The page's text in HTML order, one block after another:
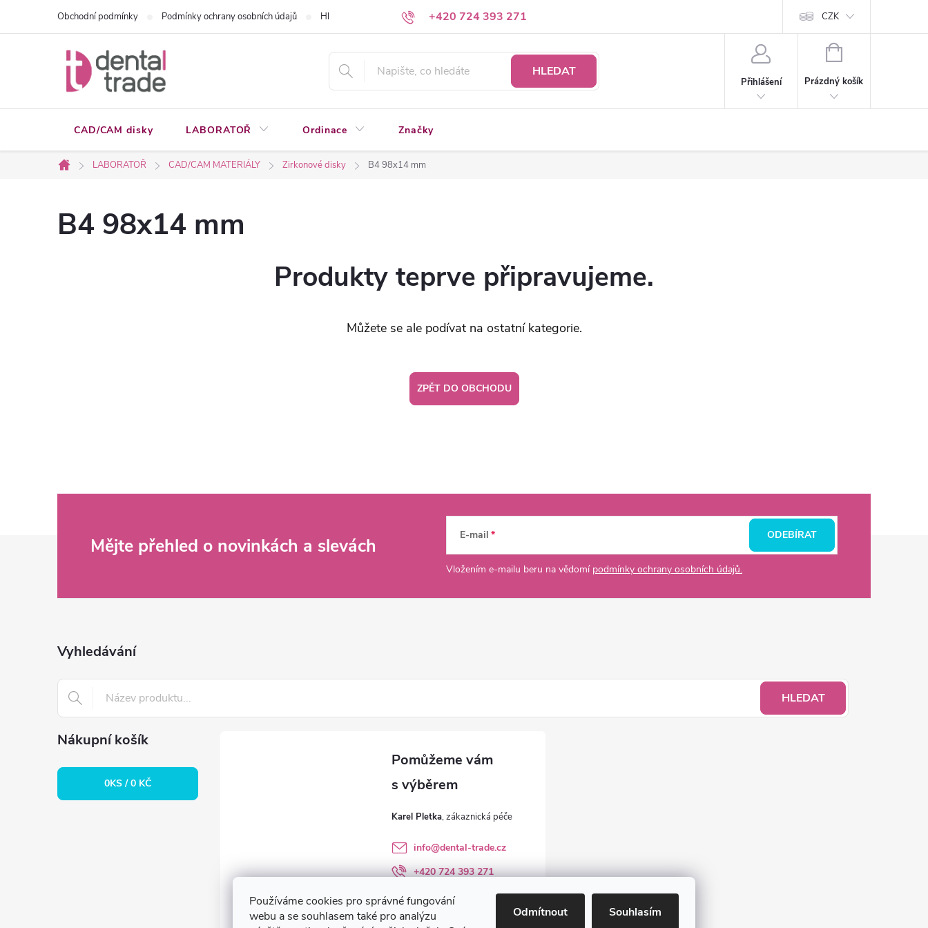
Používáme cookies pro správné fungování
webu a se souhlasem také pro analýzu
Odmítnout Souhlasím
+420 724 393 271
Obchodní podmínky Podmínky ochrany osobních údajů Hledáte a nenacházíte? Napište nám CZK
HLEDAT
Přihlášení
NÁKUPNÍ
Prázdný košík
CAD/CAM disky LABORATOŘ Ordinace Značky
Domů
LABORATOŘ CAD/CAM MATERIÁLY Zirkonové disky B4 98x14 mm
B4 98x14 mm
Produkty teprve připravujeme.
Můžete se ale podívat na ostatní kategorie.
ZPĚT DO OBCHODU
Mějte přehled o novinkách a slevách E-mail
Vložením e-mailu beru na vědomí podmínky ochrany osobních údajů.
ODEBÍRAT
Vyhledávání
HLEDAT
Nákupní košík
0KS /0 KČ
Karel Pletka
info@dental-trade.cz
+420 724 393 271
Sledujte nás na FB
dental_trade.cz